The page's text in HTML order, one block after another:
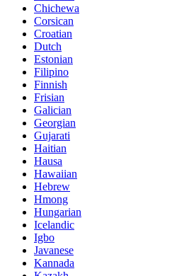
Chichewa
Corsican
Croatian
Dutch
Estonian
Filipino
Finnish
Frisian
Galician
Georgian
Gujarati
Haitian
Hausa
Hawaiian
Hebrew
Hmong
Hungarian
Icelandic
Igbo
Javanese
Kannada